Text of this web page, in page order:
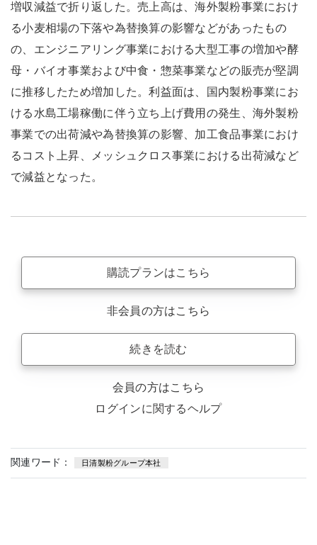
増収減益で折り返した。売上高は、海外製粉事業におけ
る小麦相場の下落や為替換算の影響などがあったもの
の、エンジニアリング事業における大型工事の増加や酵
母・バイオ事業および中食・惣菜事業などの販売が堅調
に推移したため増加した。利益面は、国内製粉事業にお
ける水島工場稼働に伴う立ち上げ費用の発生、海外製粉
事業での出荷減や為替換算の影響、加工食品事業におけ
るコスト上昇、メッシュクロス事業における出荷減など
で減益となった。
購読プランはこちら
非会員の方はこちら
続きを読む
会員の方はこちら
ログインに関するヘルプ
関連ワード： 日清製粉グループ本社